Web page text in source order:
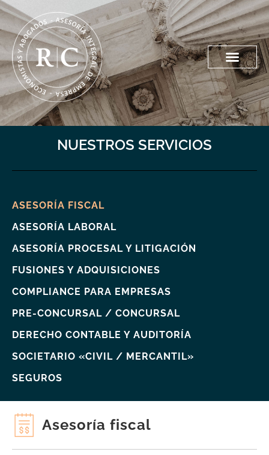
NUESTROS SERVICIOS
ASESORÍA FISCAL
ASESORÍA LABORAL
ASESORÍA PROCESAL Y LITIGACIÓN
FUSIONES Y ADQUISICIONES
COMPLIANCE PARA EMPRESAS
PRE-CONCURSAL / CONCURSAL
DERECHO CONTABLE Y AUDITORÍA
SOCIETARIO «CIVIL / MERCANTIL»
SEGUROS
Asesoría fiscal